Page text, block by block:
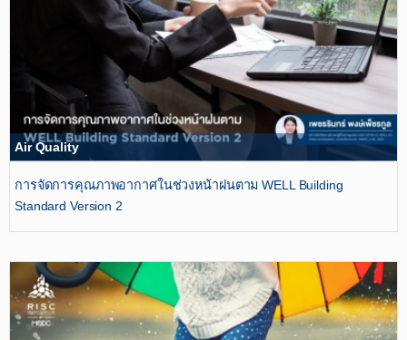
Air Quality
การจัดการคุณภาพอากาศในช่วงหน้าฝนตาม WELL Building
Standard Version 2